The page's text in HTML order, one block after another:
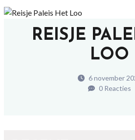
REISJE
LOO
6 november
0 Reacties